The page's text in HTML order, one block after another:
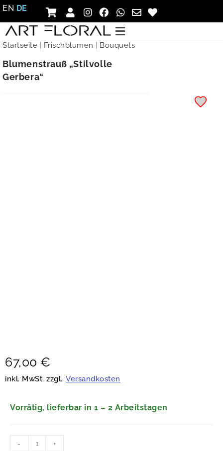
EN DE
Startseite Frischblumen Bouquets
Blumenstrauß „Stilvolle
Gerbera“
67,00 €
inkl. MwSt. zzgl. Versandkosten
Vorrätig, lieferbar in 1 – 2 Arbeitstagen
- +